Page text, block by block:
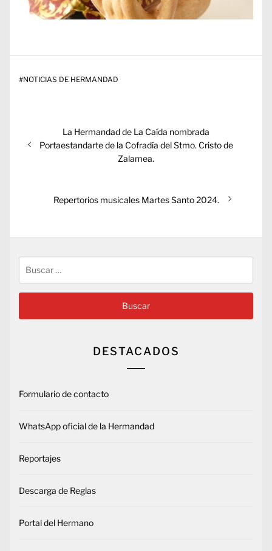
#NOTICIAS DE HERMANDAD
Navegación
de
Entrada
anterior:
La Hermandad de La Caída nombrada
Portaestandarte de la Cofradía del Stmo. Cristo de
Zalamea.
Entrada
Repertorios musicales Martes Santo 2024.
DESTACADOS
Formulario de contacto
WhatsApp oficial de la Hermandad
Reportajes
Descarga de Reglas
Portal del Hermano